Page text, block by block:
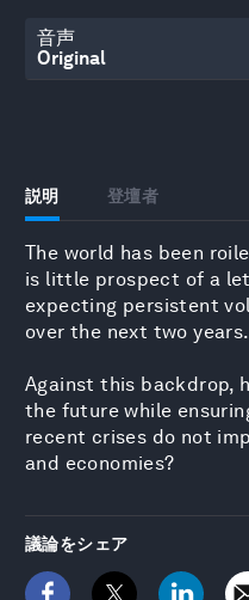
音声
説明 登壇者
The world has been
is little prospect of a
expecting persistent
over the next two years.
Against this backdrop,
the future while
recent crises do not
and economies?
議論をシェア